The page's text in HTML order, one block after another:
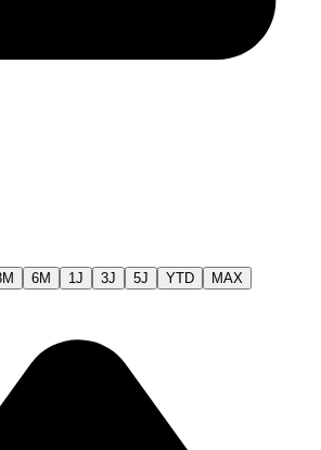
6M 1J 3J 5J YTD MAX